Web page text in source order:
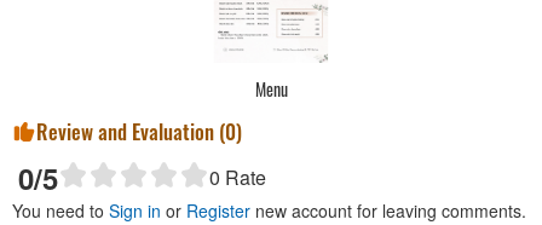
Menu
Review and Evaluation (0)
0/5 0 Rate
You need to Sign in or Register new account for leaving comments.